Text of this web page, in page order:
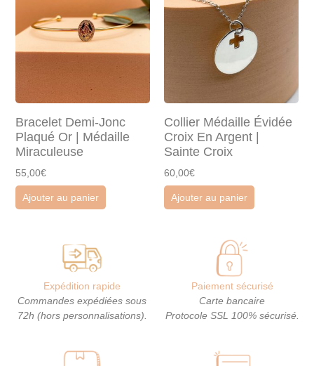
Bracelet Demi-Jonc
Plaqué Or | Médaille
Miraculeuse
55,00€
Ajouter au panier
Collier Médaille Évidée
Croix En Argent |
Sainte Croix
60,00€
Ajouter au panier
Expédition rapide
Commandes expédiées sous
72h (hors personnalisations).
Paiement sécurisé
Carte bancaire
Protocole SSL 100% sécurisé.